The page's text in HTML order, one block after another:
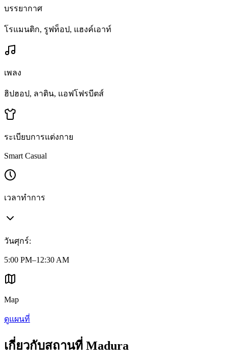
บรรยากาศ
โรแมนติก, รูฟท็อป, แฮงค์เอาท์
เพลง
ฮิปฮอป, ลาติน, แอฟโฟรบีตส์
ระเบียบการแต่งกาย
Smart Casual
เวลาทำการ
วันศุกร์:
5:00 PM–12:30 AM
Map
ดูแผนที่
เกี่ยวกับสถานที่ Madura